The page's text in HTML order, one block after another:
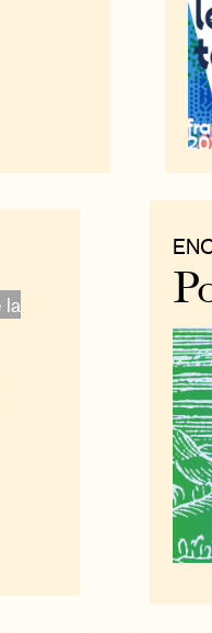
la